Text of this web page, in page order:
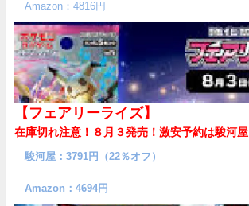
Amazon：4816円
【フェアリーライズ】
在庫切れ注意！８月３発売！ 激安予約は駿河屋
駿河屋：3791円（22％オフ）
Amazon：4694円